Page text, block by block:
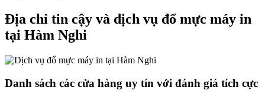
Địa chỉ tin cậy và dịch vụ đổ mực máy in
tại Hàm Nghi
Danh sách các cửa hàng uy tín với đánh giá tích cực